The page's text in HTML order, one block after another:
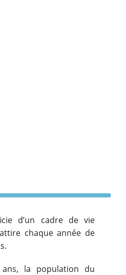
d’un cadre de vie
chaque année de
la population du